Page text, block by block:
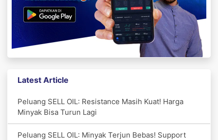
Latest Article
Peluang SELL OIL: Resistance Masih Kuat! Harga
Minyak Bisa Turun Lagi
Peluang SELL OIL: Minyak Terjun Bebas! Support